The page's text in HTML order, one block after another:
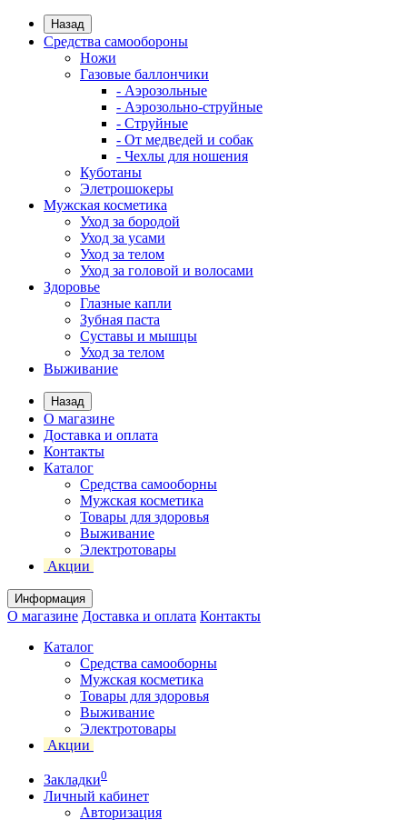
Назад
Средства самообороны
Ножи
Газовые баллончики
- Аэрозольные
- Аэрозольно-струйные
- Струйные
- От медведей и собак
- Чехлы для ношения
Куботаны
Элетрошокеры
Мужская косметика
Уход за бородой
Уход за усами
Уход за телом
Уход за головой и волосами
Здоровье
Глазные капли
Зубная паста
Суставы и мышцы
Уход за телом
Выживание
Назад
О магазине
Доставка и оплата
Контакты
Каталог
Средства самооборны
Мужская косметика
Товары для здоровья
Выживание
Электротовары
Акции
Информация
О магазине Доставка и оплата Контакты
Каталог
Средства самооборны
Мужская косметика
Товары для здоровья
Выживание
Электротовары
Акции
Закладки0
Личный кабинет
Авторизация